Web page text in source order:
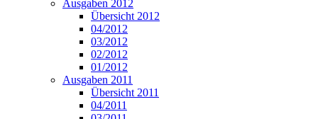
Ausgaben 2012
Übersicht 2012
04/2012
03/2012
02/2012
01/2012
Ausgaben 2011
Übersicht 2011
04/2011